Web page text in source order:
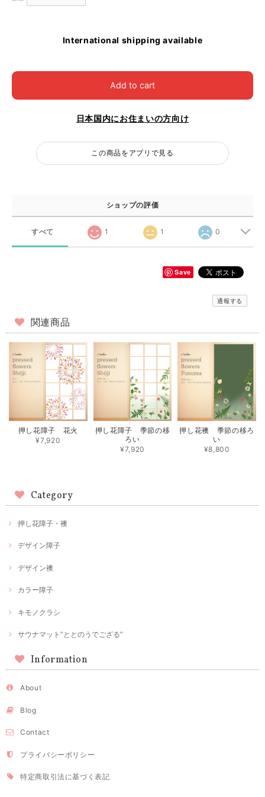
International shipping available
Add to cart
日本国内にお住まいの方向け
この商品をアプリで見る
ショップの評価
すべて 1 1 0
Save
通報する
関連商品
押し花障子 花火
¥7,920
押し花障子 季節の移
ろい
¥7,920
押し花襖 季節の移ろ
い
¥8,800
Category
押し花障子・襖
デザイン障子
デザイン襖
カラー障子
キモノクラシ
サウナマット“ととのうでござる”
Information
About
Blog
Contact
プライバシーポリシー
特定商取引法に基づく表記